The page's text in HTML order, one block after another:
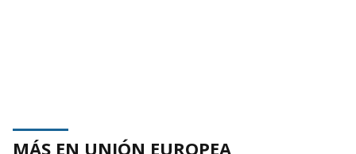
MÁS EN UNIÓN EUROPEA